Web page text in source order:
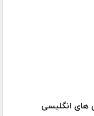
های انگلیسی